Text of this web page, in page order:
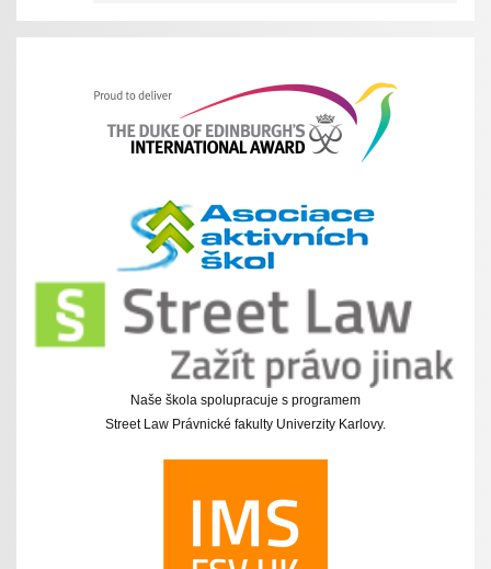
Naše škola spolupracuje s programem
Street Law Právnické fakulty Univerzity Karlovy.